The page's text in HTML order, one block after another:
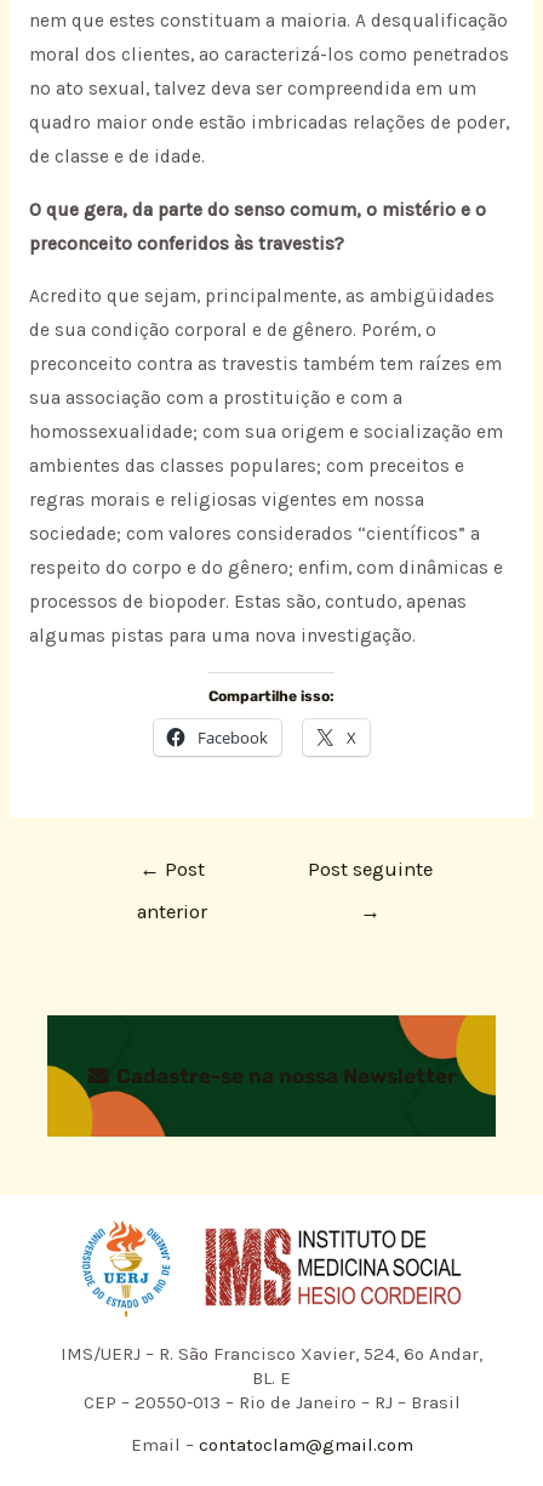
nem que estes constituam a maioria. A desqualificação
moral dos clientes, ao caracterizá-los como penetrados
no ato sexual, talvez deva ser compreendida em um
quadro maior onde estão imbricadas relações de poder,
de classe e de idade.
O que gera, da parte do senso comum, o mistério e o
preconceito conferidos às travestis?
Acredito que sejam, principalmente, as ambigüidades
de sua condição corporal e de gênero. Porém, o
preconceito contra as travestis também tem raízes em
sua associação com a prostituição e com a
homossexualidade; com sua origem e socialização em
ambientes das classes populares; com preceitos e
regras morais e religiosas vigentes em nossa
sociedade; com valores considerados “científicos” a
respeito do corpo e do gênero; enfim, com dinâmicas e
processos de biopoder. Estas são, contudo, apenas
algumas pistas para uma nova investigação.
Compartilhe isso:
Facebook X
← Post
anterior
Post seguinte
→
Cadastre-se na nossa Newsletter
IMS/UERJ – R. São Francisco Xavier, 524, 6º Andar,
BL. E
CEP – 20550-013 – Rio de Janeiro – RJ – Brasil
Email –contatoclam@gmail.com